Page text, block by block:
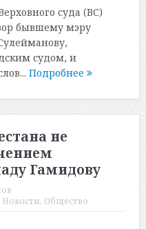
суда (ВС)
бывшему мэру
судом, и
Подробнее
не
Гамидову
Новости, Общество